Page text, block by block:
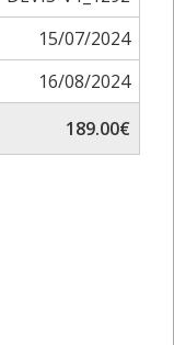
15/07/2024
16/08/2024
189.00€